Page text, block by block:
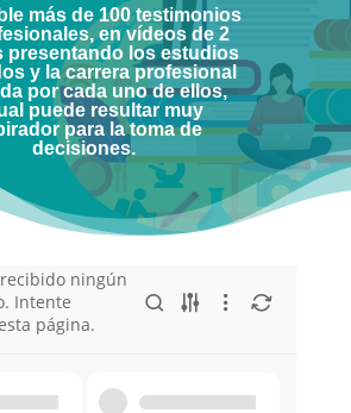
más de100 testimonios
en vídeos de 2
presentando los estudios
y la carrera profesional
por cada uno de ellos,
puede resultar muy
para la toma de
decisiones.
ningún
Intente
página.